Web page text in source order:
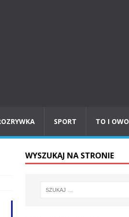
SPORT TO I OWO
WYSZUKAJ NA STRONIE